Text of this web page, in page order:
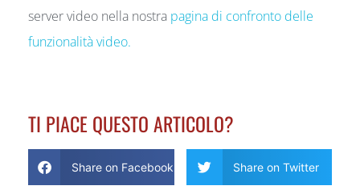
server video nella nostra pagina di confronto delle
funzionalità video.
TI PIACE QUESTO ARTICOLO?
Share on Facebook Share on Twitter